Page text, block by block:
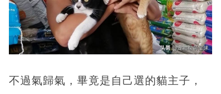
不過氣歸氣，畢竟是自己選的貓主子，